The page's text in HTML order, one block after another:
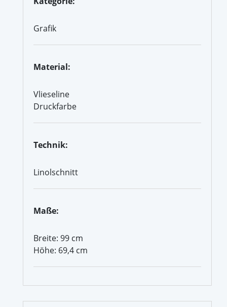
Grafik
Material:
Vlieseline
Druckfarbe
Technik:
Linolschnitt
Maße:
Breite: 99 cm
Höhe: 69,4 cm